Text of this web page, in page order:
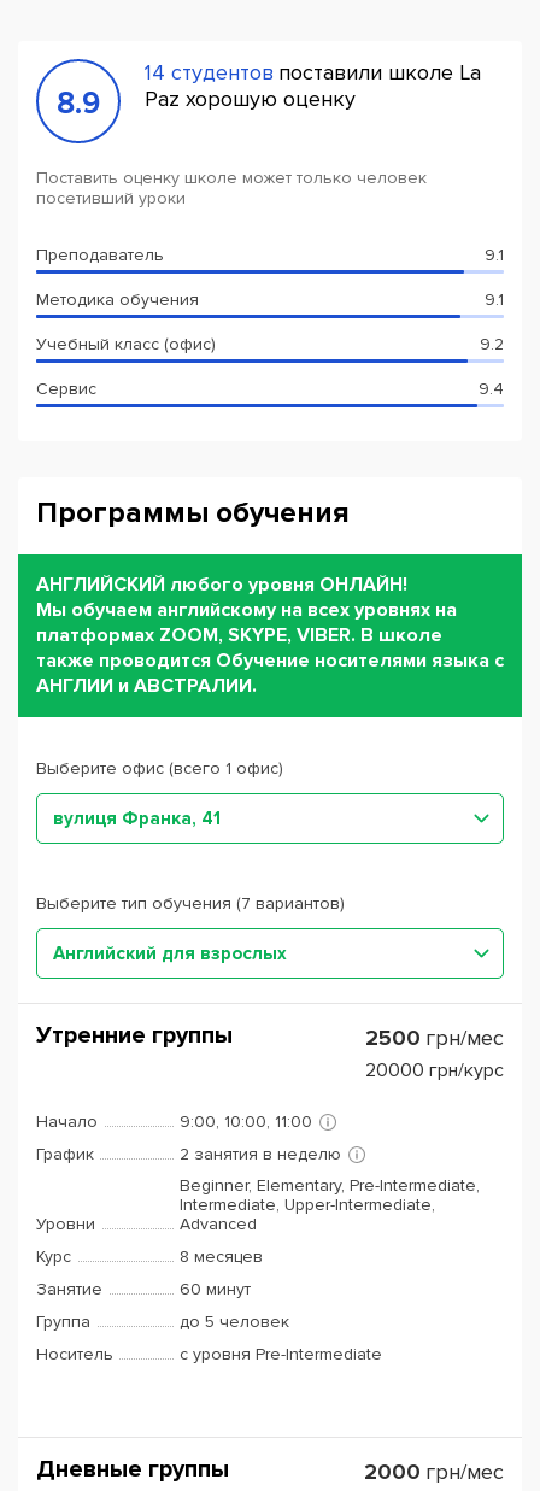
8.9
14 студентов поставили школе La
Paz хорошую оценку
Поставить оценку школе может только человек
посетивший уроки
Преподаватель 9.1
Методика обучения 9.1
Учебный класс (офис) 9.2
Сервис 9.4
Программы обучения
АНГЛИЙСКИЙ любого уровня ОНЛАЙН!
Мы обучаем английскому на всех уровнях на
платформах ZOOM, SKYPE, VIBER. В школе
также проводится Обучение носителями языка с
АНГЛИИ и АВСТРАЛИИ.
Выберите офис (всего 1 офис)
вулиця Франка, 41
Выберите тип обучения (7 вариантов)
Английский для взрослых
Утренние группы 2500 грн/мес
20000 грн/курс
Начало
9:00, 10:00, 11:00
График
2 занятия в неделю
Уровни
Beginner, Elementary, Pre-Intermediate,
Intermediate, Upper-Intermediate,
Advanced
Курс
8 месяцев
Занятие
60 минут
Группа
до 5 человек
Носитель
с уровня Pre-Intermediate
Дневные группы 2000 грн/мес